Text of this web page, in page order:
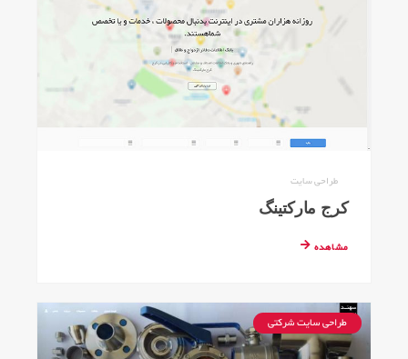
طراحی سایت
کرج مارکتینگ
مشاهده
طراحی سایت شرکتی